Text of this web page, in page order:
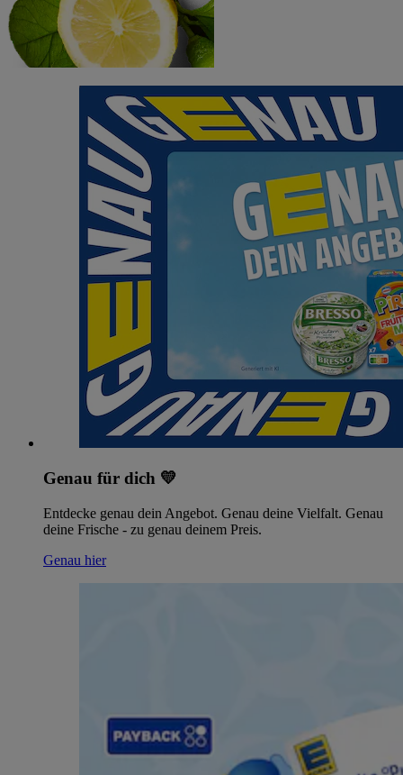
Genau für dich 💛
Entdecke genau dein Angebot. Genau deine Vielfalt. Genau
deine Frische - zu genau deinem Preis.
Genau hier